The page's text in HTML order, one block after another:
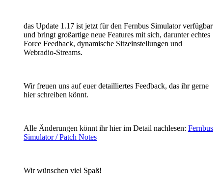
das Update 1.17 ist jetzt für den Fernbus Simulator verfügbar
und bringt großartige neue Features mit sich, darunter echtes
Force Feedback, dynamische Sitzeinstellungen und
Webradio-Streams.
Wir freuen uns auf euer detailliertes Feedback, das ihr gerne
hier schreiben könnt.
Alle Änderungen könnt ihr hier im Detail nachlesen: Fernbus
Simulator / Patch Notes
Wir wünschen viel Spaß!